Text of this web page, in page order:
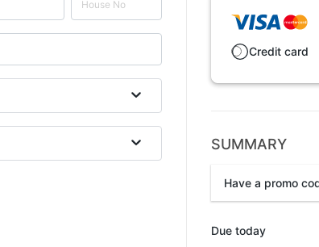
Credit card
SUMMARY
Have a promo
Due today